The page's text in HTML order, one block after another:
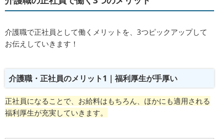
介護職で正社員として働くメリットを、3つピックアップして
お伝えしていきます！
介護職・正社員のメリット1｜福利厚生が手厚い
正社員になることで、お給料はもちろん、ほかにも適用される
福利厚生が充実していきます。